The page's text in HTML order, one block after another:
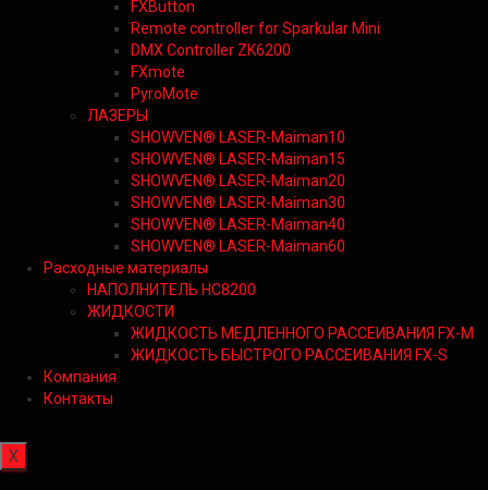
FXButton
Remote controller for Sparkular Mini
DMX Controller ZK6200
FXmote
PyroMote
ЛАЗЕРЫ
SHOWVEN® LASER-Maiman10
SHOWVEN® LASER-Maiman15
SHOWVEN® LASER-Maiman20
SHOWVEN® LASER-Maiman30
SHOWVEN® LASER-Maiman40
SHOWVEN® LASER-Maiman60
Расходные материалы
НАПОЛНИТЕЛЬ HC8200
ЖИДКОСТИ
ЖИДКОСТЬ МЕДЛЕННОГО РАССЕИВАНИЯ FX-M
ЖИДКОСТЬ БЫСТРОГО РАССЕИВАНИЯ FX-S
Компания
Контакты
X